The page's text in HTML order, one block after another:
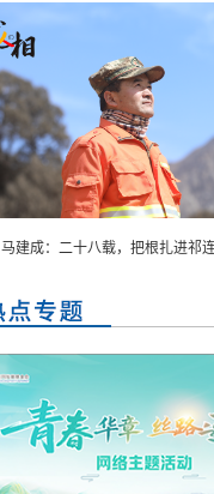
马建成：二十八载，把根扎进祁